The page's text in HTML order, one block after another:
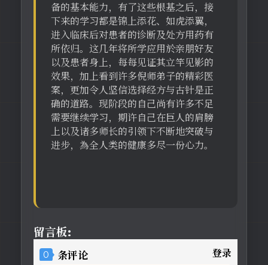
备的基本能力，有了这些根基之后，接
下来的学习都是锦上添花、如虎添翼，
进入临床后对患者的诊断及处方用药有
所依归。这几年将所学应用於亲朋好友
以及患者身上，每每见证其立竿见影的
效果，加上看到许多倪师弟子的精彩医
案，更加令人坚信选择经方与古针是正
确的道路。现阶段的自己尚有许多不足
需要继续学习，期许自己在巨人的肩膀
上以及诸多师长的引领下不断地突破与
进步，為全人类的健康多尽一份心力。
留言板:
0 条评论
登录